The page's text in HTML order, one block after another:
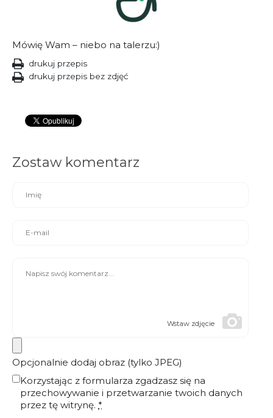
Mówię Wam – niebo na talerzu:)
drukuj przepis
drukuj przepis bez zdjęć
Zostaw komentarz
Wstaw zdjęcie
Opcjonalnie dodaj obraz (tylko JPEG)
Korzystając z formularza zgadzasz się na
przechowywanie i przetwarzanie twoich danych
przez tę witrynę. *